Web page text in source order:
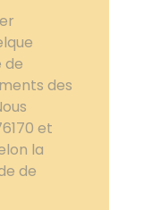
de
des
et
la
de